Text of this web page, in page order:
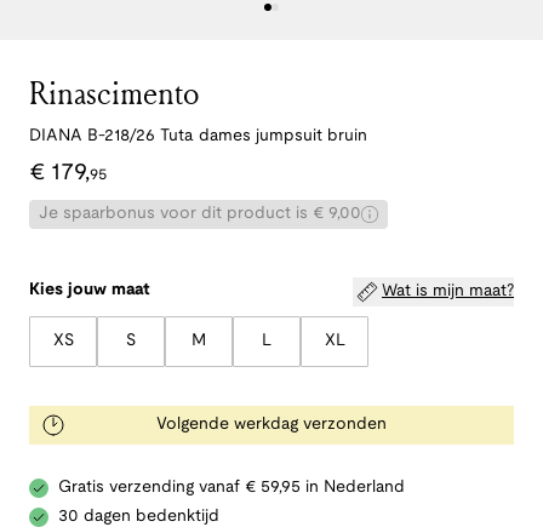
Rinascimento
DIANA B-218/26 Tuta dames jumpsuit bruin
€ 179,95
Je spaarbonus voor dit product is € 9,00
Kies jouw maat Wat is mijn maat?
XS S M L XL
Volgende werkdag verzonden
Gratis verzending vanaf € 59,95 in Nederland
30 dagen bedenktijd